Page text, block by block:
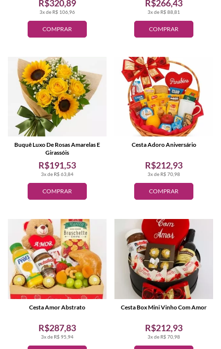
COMPRAR
3x de R$ 106,96
R$320,89
COMPRAR
3x de R$ 88,81
R$266,43
COMPRAR
3x de R$ 63,84
R$191,53
Buquê Luxo De Rosas Amarelas E
Girassóis
COMPRAR
3x de R$ 70,98
R$212,93
Cesta Adoro Aniversário
3x de R$ 95,94
R$287,83
Cesta Amor Abstrato
3x de R$ 70,98
R$212,93
Cesta Box Mini Vinho Com Amor